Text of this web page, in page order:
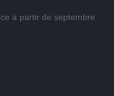
à partir de septembre